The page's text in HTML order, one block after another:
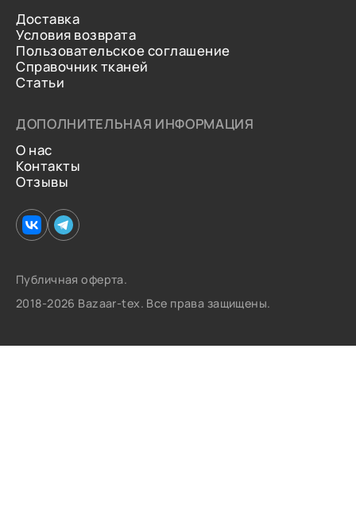
Доставка
Условия возврата
Пользовательское соглашение
Справочник тканей
Статьи
ДОПОЛНИТЕЛЬНАЯ ИНФОРМАЦИЯ
О нас
Контакты
Отзывы
Публичная оферта.
2018-2026 Bazaar-tex. Все права защищены.